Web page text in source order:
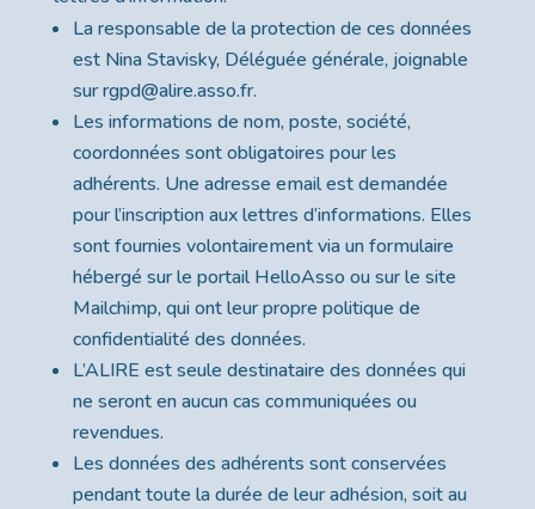
La responsable de la protection de ces données
est Nina Stavisky, Déléguée générale, joignable
sur rgpd@alire.asso.fr.
Les informations de nom, poste, société,
coordonnées sont obligatoires pour les
adhérents. Une adresse email est demandée
pour l’inscription aux lettres d’informations. Elles
sont fournies volontairement via un formulaire
hébergé sur le portail HelloAsso ou sur le site
Mailchimp, qui ont leur propre politique de
confidentialité des données.
L’ALIRE est seule destinataire des données qui
ne seront en aucun cas communiquées ou
revendues.
Les données des adhérents sont conservées
pendant toute la durée de leur adhésion, soit au